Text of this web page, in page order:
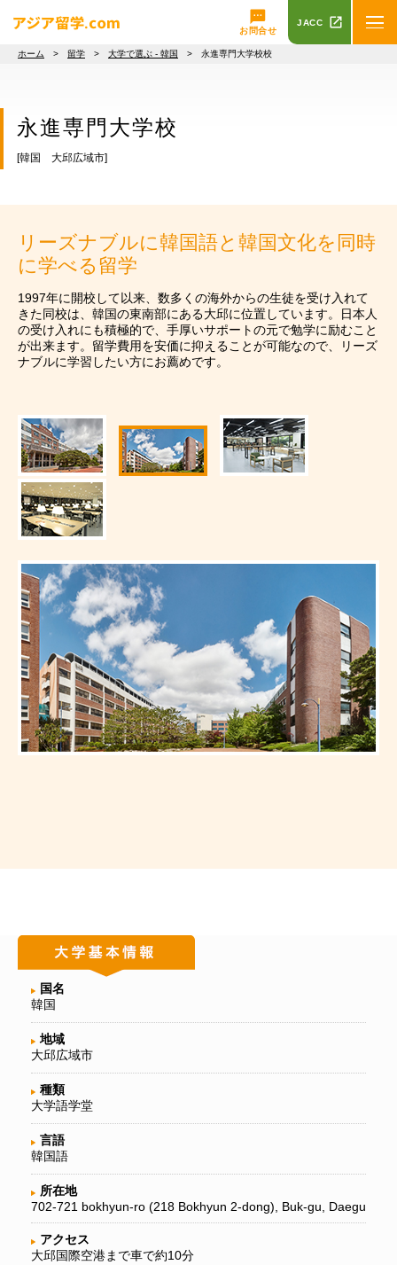
留学について 国で選ぶ お申込みの流れ コースで選ぶ
韓国学部留学（
ニュース イベント TOPICS
050-3385-3602
お問合せ
JACC
ホーム > 留学 > 大学で選ぶ - 韓国 > 永進専門大学校校
永進専門大学校
[韓国 大邱広域市]
リーズナブルに韓国語と韓国文化を同時
に学べる留学
1997年に開校して以来、数多くの海外からの生徒を受け入れて
きた同校は、韓国の東南部にある大邱に位置しています。日本人
の受け入れにも積極的で、手厚いサポートの元で勉学に励むこと
が出来ます。留学費用を安価に抑えることが可能なので、リーズ
ナブルに学習したい方にお薦めです。
国名
韓国
地域
大邱広域市
種類
大学語学堂
言語
韓国語
所在地
702-721 bokhyun-ro (218 Bokhyun 2-dong), Buk-gu, Daegu
アクセス
大邱国際空港まで車で約10分